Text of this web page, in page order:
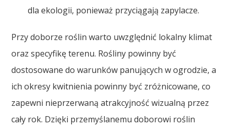
dla ekologii, ponieważ przyciągają zapylacze.
Przy doborze roślin warto uwzględnić lokalny klimat
oraz specyfikę terenu. Rośliny powinny być
dostosowane do warunków panujących w ogrodzie, a
ich okresy kwitnienia powinny być zróżnicowane, co
zapewni nieprzerwaną atrakcyjność wizualną przez
cały rok. Dzięki przemyślanemu doborowi roślin